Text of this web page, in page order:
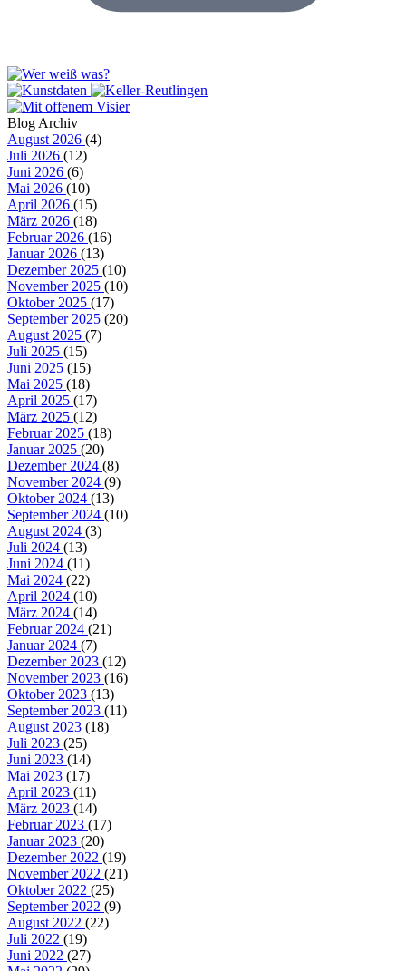
Blog Archiv
August 2026 (4)
Juli 2026 (12)
Juni 2026 (6)
Mai 2026 (10)
April 2026 (15)
März 2026 (18)
Februar 2026 (16)
Januar 2026 (13)
Dezember 2025 (10)
November 2025 (10)
Oktober 2025 (17)
September 2025 (20)
August 2025 (7)
Juli 2025 (15)
Juni 2025 (15)
Mai 2025 (18)
April 2025 (17)
März 2025 (12)
Februar 2025 (18)
Januar 2025 (20)
Dezember 2024 (8)
November 2024 (9)
Oktober 2024 (13)
September 2024 (10)
August 2024 (3)
Juli 2024 (13)
Juni 2024 (11)
Mai 2024 (22)
April 2024 (10)
März 2024 (14)
Februar 2024 (21)
Januar 2024 (7)
Dezember 2023 (12)
November 2023 (16)
Oktober 2023 (13)
September 2023 (11)
August 2023 (18)
Juli 2023 (25)
Juni 2023 (14)
Mai 2023 (17)
April 2023 (11)
März 2023 (14)
Februar 2023 (17)
Januar 2023 (20)
Dezember 2022 (19)
November 2022 (21)
Oktober 2022 (25)
September 2022 (9)
August 2022 (22)
Juli 2022 (19)
Juni 2022 (27)